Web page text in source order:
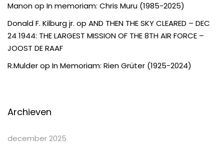
Manonop In memoriam: Chris Muru (1985-2025)
Donald F. Kilburg jr. op AND THEN THE SKY CLEARED – DEC
24 1944: THE LARGEST MISSION OF THE 8TH AIR FORCE –
JOOST DE RAAF
R.Mulderop In Memoriam: Rien Grüter (1925-2024)
Archieven
december 2025